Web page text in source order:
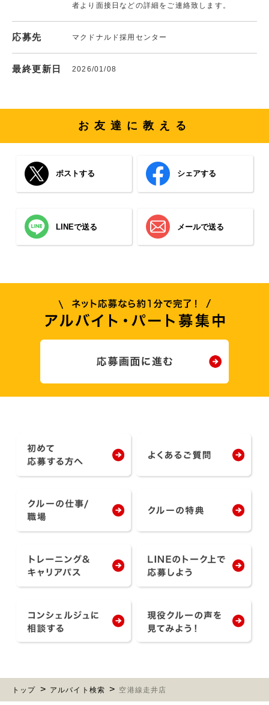
者より面接日などの詳細をご連絡致します。
応募先 マクドナルド採用センター
最終更新日 2026/01/08
お友達に教える
ポストする シェアする
LINEで送る メールで送る
トップ アルバイト検索 空港線走井店